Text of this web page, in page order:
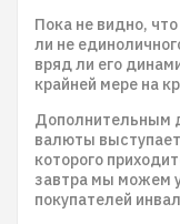
Пока не видно,
ли не
вряд ли его
крайней мере на
Дополнительным
валюты
которого
завтра мы можем
покупателей